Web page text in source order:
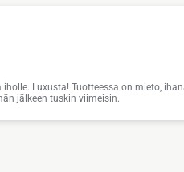
Luxusta! Tuotteessa on mieto,
jälkeen tuskin viimeisin.